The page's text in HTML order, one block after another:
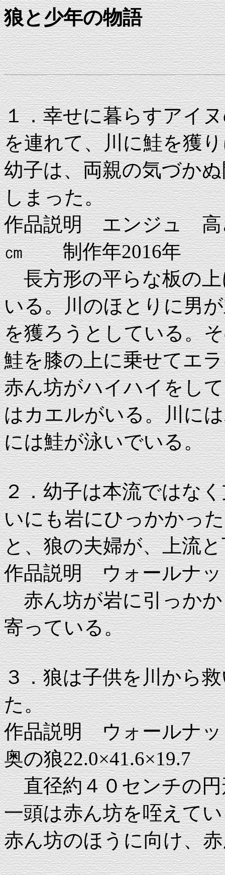
狼と少年の物語
１．幸せに暮らすアイ
を連れて、川に鮭を獲
幼子は、両親の気づか
しまった。
作品説明 エンジュ 高
㎝ 制作年2016年
長方形の平らな板の上
いる。川のほとりに男
を獲ろうとしている。
鮭を膝の上に乗せてエ
赤ん坊がハイハイをし
はカエルがいる。川に
には鮭が泳いでいる。
２．幼子は本流ではな
いにも岩にひっかかっ
と、狼の夫婦が、上流
作品説明 ウォールナ
赤ん坊が岩に引っかか
寄っている。
３．狼は子供を川から
た。
作品説明 ウォールナ
奥の狼22.0×41.6×19.7
直径約４０センチの円
一頭は赤ん坊を咥えて
赤ん坊のほうに向け、